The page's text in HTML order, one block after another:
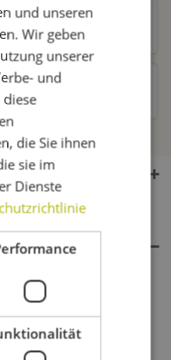
und unseren
Wir geben
unserer
und
die Sie ihnen
sie im
Dienste